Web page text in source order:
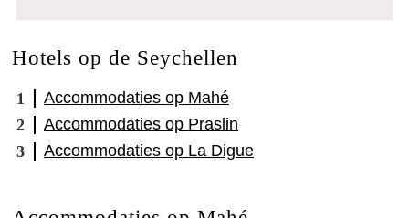
Hotels op de Seychellen
Accommodaties op Mahé
Accommodaties op Praslin
Accommodaties op La Digue